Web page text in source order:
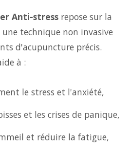
Anti-stress repose sur la
une technique non invasive
d'acupuncture précis.
à :
le stress et l'anxiété,
et les crises de panique,
et réduire la fatigue,